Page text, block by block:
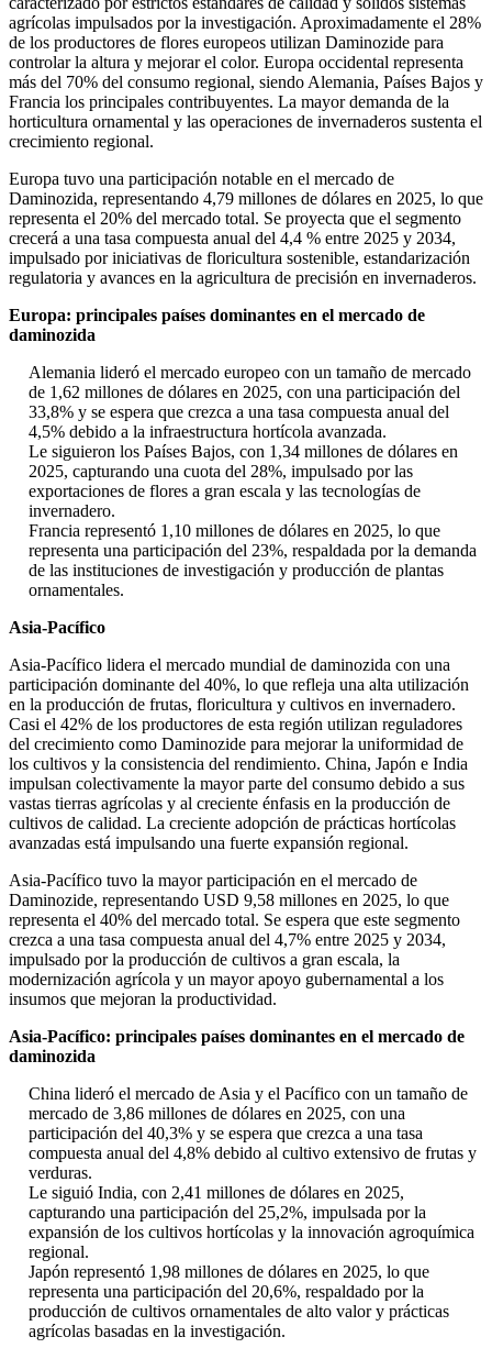
agrícolas impulsados ​​por la investigación. Aproximadamente el 28%
de los productores de flores europeos utilizan Daminozide para
controlar la altura y mejorar el color. Europa occidental representa
más del 70% del consumo regional, siendo Alemania, Países Bajos y
Francia los principales contribuyentes. La mayor demanda de la
horticultura ornamental y las operaciones de invernaderos sustenta el
crecimiento regional.
Europa tuvo una participación notable en el mercado de
Daminozida, representando 4,79 millones de dólares en 2025, lo que
representa el 20% del mercado total. Se proyecta que el segmento
crecerá a una tasa compuesta anual del 4,4 % entre 2025 y 2034,
impulsado por iniciativas de floricultura sostenible, estandarización
regulatoria y avances en la agricultura de precisión en invernaderos.
Europa: principales países dominantes en el mercado de
daminozida
Alemania lideró el mercado europeo con un tamaño de mercado
de 1,62 millones de dólares en 2025, con una participación del
33,8% y se espera que crezca a una tasa compuesta anual del
4,5% debido a la infraestructura hortícola avanzada.
Le siguieron los Países Bajos, con 1,34 millones de dólares en
2025, capturando una cuota del 28%, impulsado por las
exportaciones de flores a gran escala y las tecnologías de
invernadero.
Francia representó 1,10 millones de dólares en 2025, lo que
representa una participación del 23%, respaldada por la demanda
de las instituciones de investigación y producción de plantas
ornamentales.
Asia-Pacífico
Asia-Pacífico lidera el mercado mundial de daminozida con una
participación dominante del 40%, lo que refleja una alta utilización
en la producción de frutas, floricultura y cultivos en invernadero.
Casi el 42% de los productores de esta región utilizan reguladores
del crecimiento como Daminozide para mejorar la uniformidad de
los cultivos y la consistencia del rendimiento. China, Japón e India
impulsan colectivamente la mayor parte del consumo debido a sus
vastas tierras agrícolas y al creciente énfasis en la producción de
cultivos de calidad. La creciente adopción de prácticas hortícolas
avanzadas está impulsando una fuerte expansión regional.
Asia-Pacífico tuvo la mayor participación en el mercado de
Daminozide, representando USD 9,58 millones en 2025, lo que
representa el 40% del mercado total. Se espera que este segmento
crezca a una tasa compuesta anual del 4,7% entre 2025 y 2034,
impulsado por la producción de cultivos a gran escala, la
modernización agrícola y un mayor apoyo gubernamental a los
insumos que mejoran la productividad.
Asia-Pacífico: principales países dominantes en el mercado de
daminozida
China lideró el mercado de Asia y el Pacífico con un tamaño de
mercado de 3,86 millones de dólares en 2025, con una
participación del 40,3% y se espera que crezca a una tasa
compuesta anual del 4,8% debido al cultivo extensivo de frutas y
verduras.
Le siguió India, con 2,41 millones de dólares en 2025,
capturando una participación del 25,2%, impulsada por la
expansión de los cultivos hortícolas y la innovación agroquímica
regional.
Japón representó 1,98 millones de dólares en 2025, lo que
representa una participación del 20,6%, respaldado por la
producción de cultivos ornamentales de alto valor y prácticas
agrícolas basadas en la investigación.